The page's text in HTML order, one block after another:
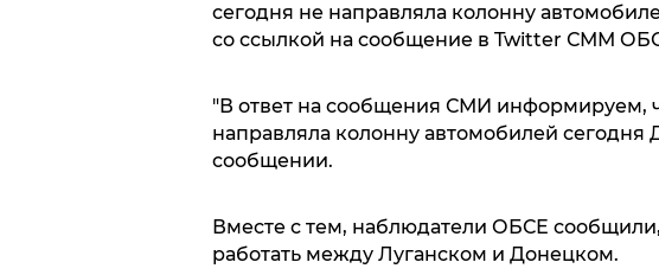
сегодня не направляла колонну
со ссылкой на сообщение в Twitter СММ
"В ответ на сообщения СМИ информируем,
направляла колонну автомобилей сегодня
сообщении.
Вместе с тем, наблюдатели ОБСЕ
работать между Луганском и Донецком.